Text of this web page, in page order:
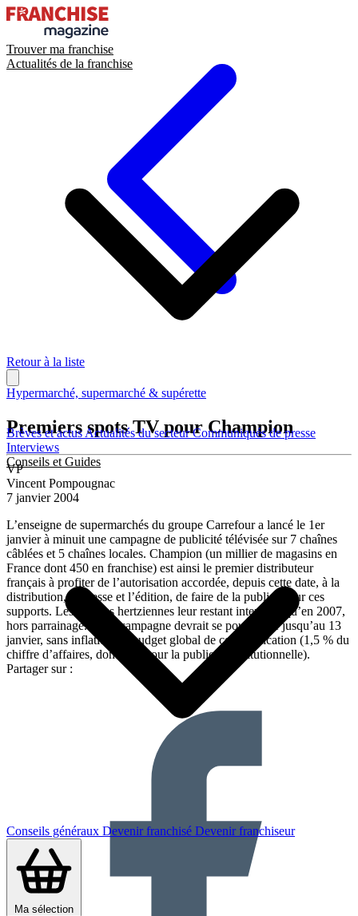
Trouver ma franchise
Actualités de la franchise
Brèves et actus Actualités du secteurCommuniqués de presse
Interviews
Conseils et Guides
Conseils généraux Devenir franchisé Devenir franchiseur
Ma sélection
Retour à la liste
Hypermarché, supermarché & supérette
Premiers spots TV pour Champion
VP
Vincent Pompougnac
7 janvier 2004
L’enseigne de supermarchés du groupe Carrefour a lancé le 1er
janvier à minuit une campagne de publicité télévisée sur 7 chaînes
câblées et 5 chaînes locales. Champion (un millier de magasins en
France dont 450 en franchise) est ainsi le premier distributeur
français à profiter de l’autorisation accordée, depuis cette date, à la
distribution, la presse et l’édition, de faire de la publicité sur ces
supports. Les chaînes hertziennes leur restant interdites qu’en 2007,
hors parrainage. Cette campagne devrait se poursuivre jusqu’au 13
janvier, sans inflation du budget global de communication (1,5 % du
chiffre d’affaires, dont 4 % pour la publicité institutionnelle).
Partager sur :